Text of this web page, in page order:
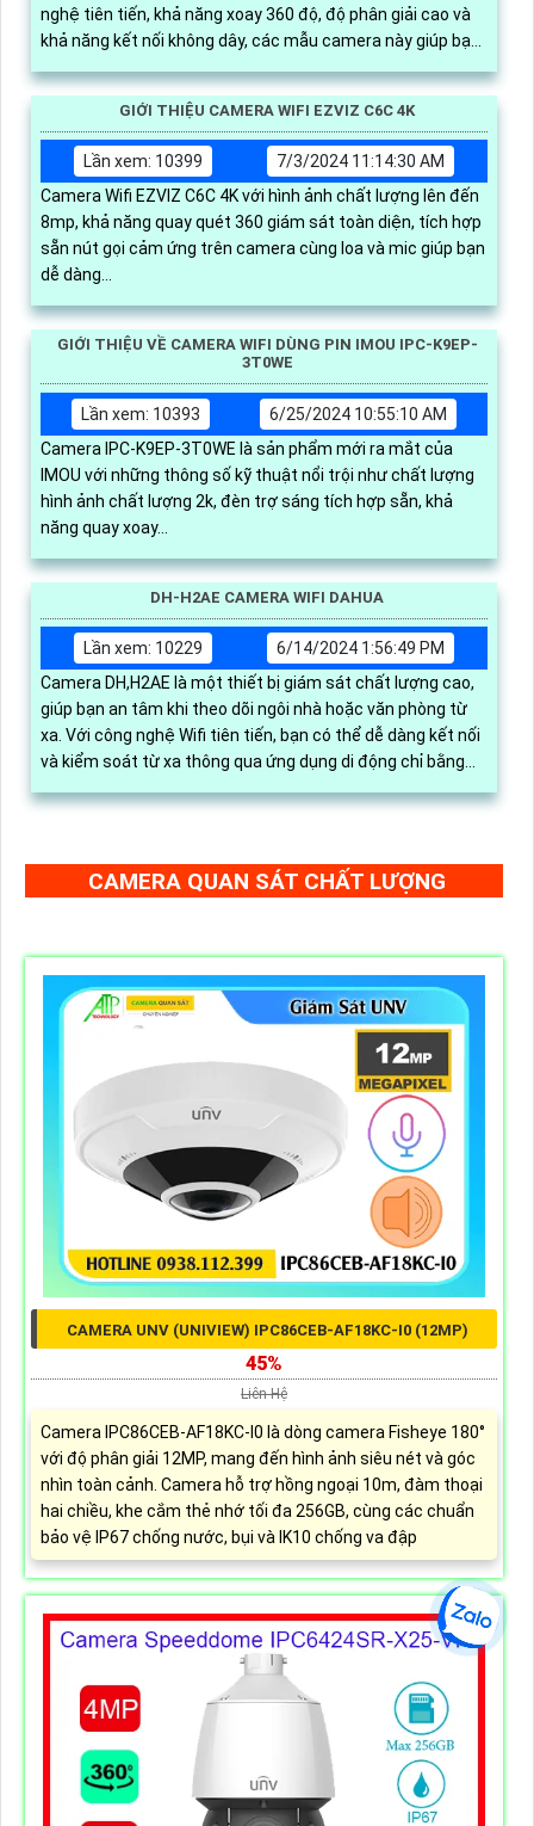
nghệ tiên tiến, khả năng xoay 360 độ, độ phân giải cao và
khả năng kết nối không dây, các mẫu camera này giúp bạn
một cách hiệu quả
GIỚI THIỆU CAMERA WIFI EZVIZ C6C 4K
Lần xem: 10399
7/3/2024 11:14:30 AM
Camera Wifi EZVIZ C6C 4K với hình ảnh chất lượng lên đến
8mp, khả năng quay quét 360 giám sát toàn diện, tích hợp
sẵn nút gọi cảm ứng trên camera cùng loa và mic giúp bạn
dễ dàng...
GIỚI THIỆU VỀ CAMERA WIFI DÙNG PIN IMOU IPC-K9EP-
3T0WE
Lần xem: 10393
6/25/2024 10:55:10 AM
Camera IPC-K9EP-3T0WE là sản phẩm mới ra mắt của
IMOU với những thông số kỹ thuật nổi trội như chất lượng
hình ảnh chất lượng 2k, đèn trợ sáng tích hợp sẵn, khả
năng quay xoay...
DH-H2AE CAMERA WIFI DAHUA
Lần xem: 10229
6/14/2024 1:56:49 PM
Camera DH,H2AE là một thiết bị giám sát chất lượng cao,
giúp bạn an tâm khi theo dõi ngôi nhà hoặc văn phòng từ
xa. Với công nghệ Wifi tiên tiến, bạn có thể dễ dàng kết nối
và kiểm soát từ xa thông qua ứng dụng di động chỉ bằng
vài thao tác đơn giản
CAMERA QUAN SÁT CHẤT LƯỢNG
CAMERA UNV (UNIVIEW) IPC86CEB-AF18KC-I0 (12MP)
45%
Liên Hệ
Camera IPC86CEB-AF18KC-I0 là dòng camera Fisheye 180°
với độ phân giải 12MP, mang đến hình ảnh siêu nét và góc
nhìn toàn cảnh. Camera hỗ trợ hồng ngoại 10m, đàm thoại
hai chiều, khe cắm thẻ nhớ tối đa 256GB, cùng các chuẩn
bảo vệ IP67 chống nước, bụi và IK10 chống va đập